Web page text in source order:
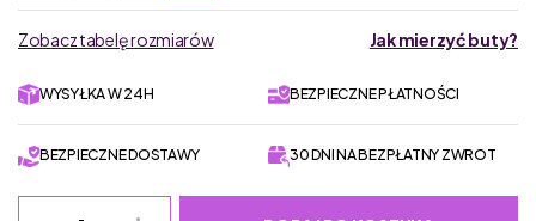
Zobacz tabelę rozmiarów Jak mierzyć buty?
WYSYŁKA W 24H BEZPIECZNE PŁATNOŚCI
BEZPIECZNE DOSTAWY 30 DNI NA BEZPŁATNY ZWROT